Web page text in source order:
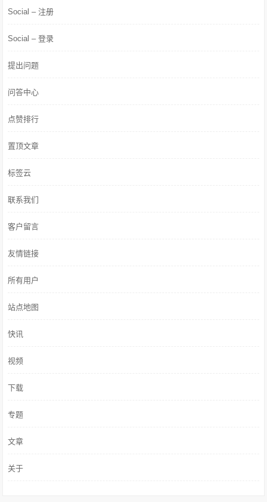
Social – 注册
Social – 登录
提出问题
问答中心
点赞排行
置顶文章
标签云
联系我们
客户留言
友情链接
所有用户
站点地图
快讯
视频
下载
专题
文章
关于